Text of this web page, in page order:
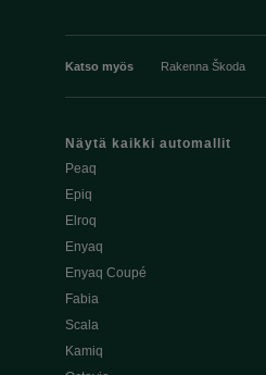
Katso myös Rakenna Škoda
Näytä kaikki automallit
Peaq
Epiq
Elroq
Enyaq
Enyaq Coupé
Fabia
Scala
Kamiq